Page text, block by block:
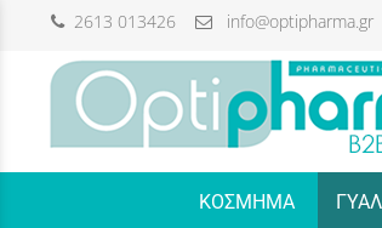
2613 013426 info@optipharma.gr
ΚΟΣΜΗΜΑ